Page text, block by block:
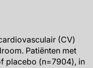
(CV)
Patiënten met
placebo (n=7904), in